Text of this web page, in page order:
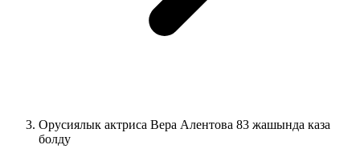
Орусиялык актриса Вера Алентова 83 жашында каза
болду